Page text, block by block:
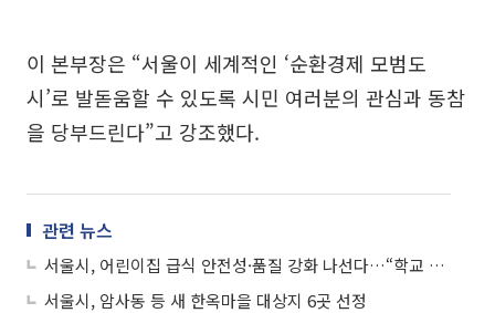
이 본부장은 “서울이 세계적인 ‘순환경제 모범도
시’로 발돋움할 수 있도록 시민 여러분의 관심과 동참
을 당부드린다”고 강조했다.
관련 뉴스
서울시, 어린이집 급식 안전성·품질 강화 나선다…“학교 급식 수준 상향”
서울시, 암사동 등 새 한옥마을 대상지 6곳 선정